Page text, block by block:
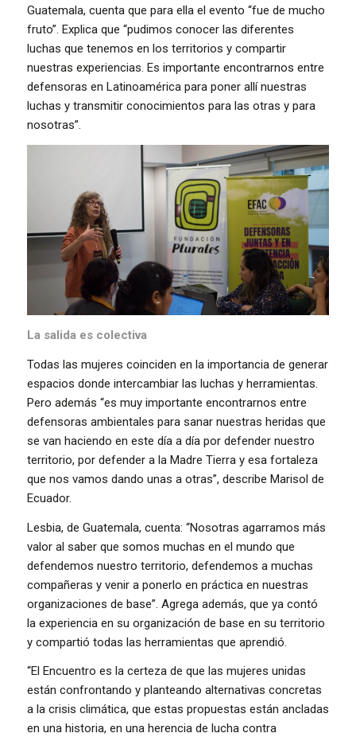
Guatemala, cuenta que para ella el evento “fue de mucho
fruto”. Explica que “pudimos conocer las diferentes
luchas que tenemos en los territorios y compartir
nuestras experiencias. Es importante encontrarnos entre
defensoras en Latinoamérica para poner allí nuestras
luchas y transmitir conocimientos para las otras y para
nosotras”.
La salida es colectiva
Todas las mujeres coinciden en la importancia de generar
espacios donde intercambiar las luchas y herramientas.
Pero además “es muy importante encontrarnos entre
defensoras ambientales para sanar nuestras heridas que
se van haciendo en este día a día por defender nuestro
territorio, por defender a la Madre Tierra y esa fortaleza
que nos vamos dando unas a otras”, describe Marisol de
Ecuador.
Lesbia, de Guatemala, cuenta: “Nosotras agarramos más
valor al saber que somos muchas en el mundo que
defendemos nuestro territorio, defendemos a muchas
compañeras y venir a ponerlo en práctica en nuestras
organizaciones de base”. Agrega además, que ya contó
la experiencia en su organización de base en su territorio
y compartió todas las herramientas que aprendió.
“El Encuentro es la certeza de que las mujeres unidas
están confrontando y planteando alternativas concretas
a la crisis climática, que estas propuestas están ancladas
en una historia, en una herencia de lucha contra